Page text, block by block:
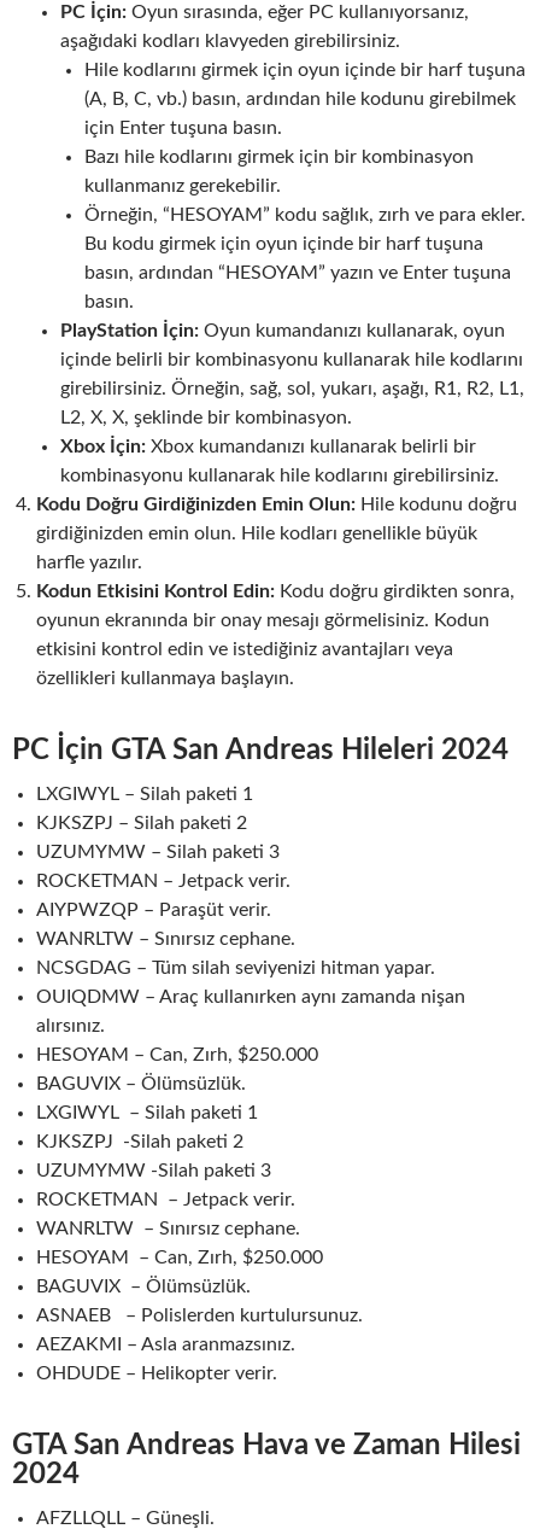
PC İçin: Oyun sırasında, eğer PC kullanıyorsanız,
aşağıdaki kodları klavyeden girebilirsiniz.
Hile kodlarını girmek için oyun içinde bir harf tuşuna
(A, B, C, vb.) basın, ardından hile kodunu girebilmek
için Enter tuşuna basın.
Bazı hile kodlarını girmek için bir kombinasyon
kullanmanız gerekebilir.
Örneğin, “HESOYAM” kodu sağlık, zırh ve para ekler.
Bu kodu girmek için oyun içinde bir harf tuşuna
basın, ardından “HESOYAM” yazın ve Enter tuşuna
basın.
PlayStation İçin: Oyun kumandanızı kullanarak, oyun
içinde belirli bir kombinasyonu kullanarak hile kodlarını
girebilirsiniz. Örneğin, sağ, sol, yukarı, aşağı, R1, R2, L1,
L2, X, X, şeklinde bir kombinasyon.
Xbox İçin: Xbox kumandanızı kullanarak belirli bir
kombinasyonu kullanarak hile kodlarını girebilirsiniz.
Kodu Doğru Girdiğinizden Emin Olun: Hile kodunu doğru
girdiğinizden emin olun. Hile kodları genellikle büyük
harfle yazılır.
Kodun Etkisini Kontrol Edin: Kodu doğru girdikten sonra,
oyunun ekranında bir onay mesajı görmelisiniz. Kodun
etkisini kontrol edin ve istediğiniz avantajları veya
özellikleri kullanmaya başlayın.
PC İçin GTA San Andreas Hileleri 2024
LXGIWYL – Silah paketi 1
KJKSZPJ – Silah paketi 2
UZUMYMW – Silah paketi 3
ROCKETMAN – Jetpack verir.
AIYPWZQP – Paraşüt verir.
WANRLTW – Sınırsız cephane.
NCSGDAG – Tüm silah seviyenizi hitman yapar.
OUIQDMW – Araç kullanırken aynı zamanda nişan
alırsınız.
HESOYAM – Can, Zırh, $250.000
BAGUVIX – Ölümsüzlük.
LXGIWYL – Silah paketi 1
KJKSZPJ -Silah paketi 2
UZUMYMW -Silah paketi 3
ROCKETMAN – Jetpack verir.
WANRLTW – Sınırsız cephane.
HESOYAM – Can, Zırh, $250.000
BAGUVIX – Ölümsüzlük.
ASNAEB – Polislerden kurtulursunuz.
AEZAKMI – Asla aranmazsınız.
OHDUDE – Helikopter verir.
GTA San Andreas Hava ve Zaman Hilesi
2024
AFZLLQLL – Güneşli.